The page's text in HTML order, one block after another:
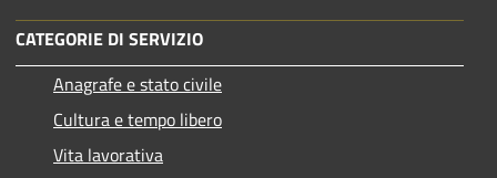
CATEGORIE DI SERVIZIO
Anagrafe e stato civile
Cultura e tempo libero
Vita lavorativa